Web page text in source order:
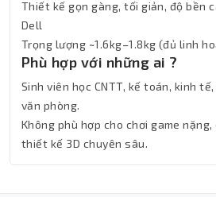
Thiết kế gọn gàng, tối giản, độ bền
Dell
Trọng lượng ~1.6kg–1.8kg (đủ linh
Phù hợp với những ai ?
Sinh viên học CNTT, kế toán, kinh
văn phòng.
Không phù hợp cho chơi game
thiết kế 3D chuyên sâu.